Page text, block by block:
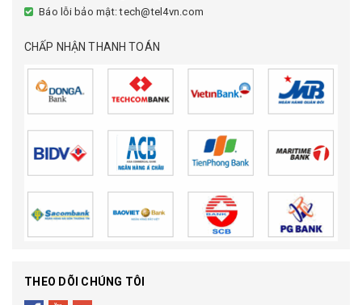
Báo lỗi bảo mật: tech@tel4vn.com
CHẤP NHẬN THANH TOÁN
THEO DÕI CHÚNG TÔI